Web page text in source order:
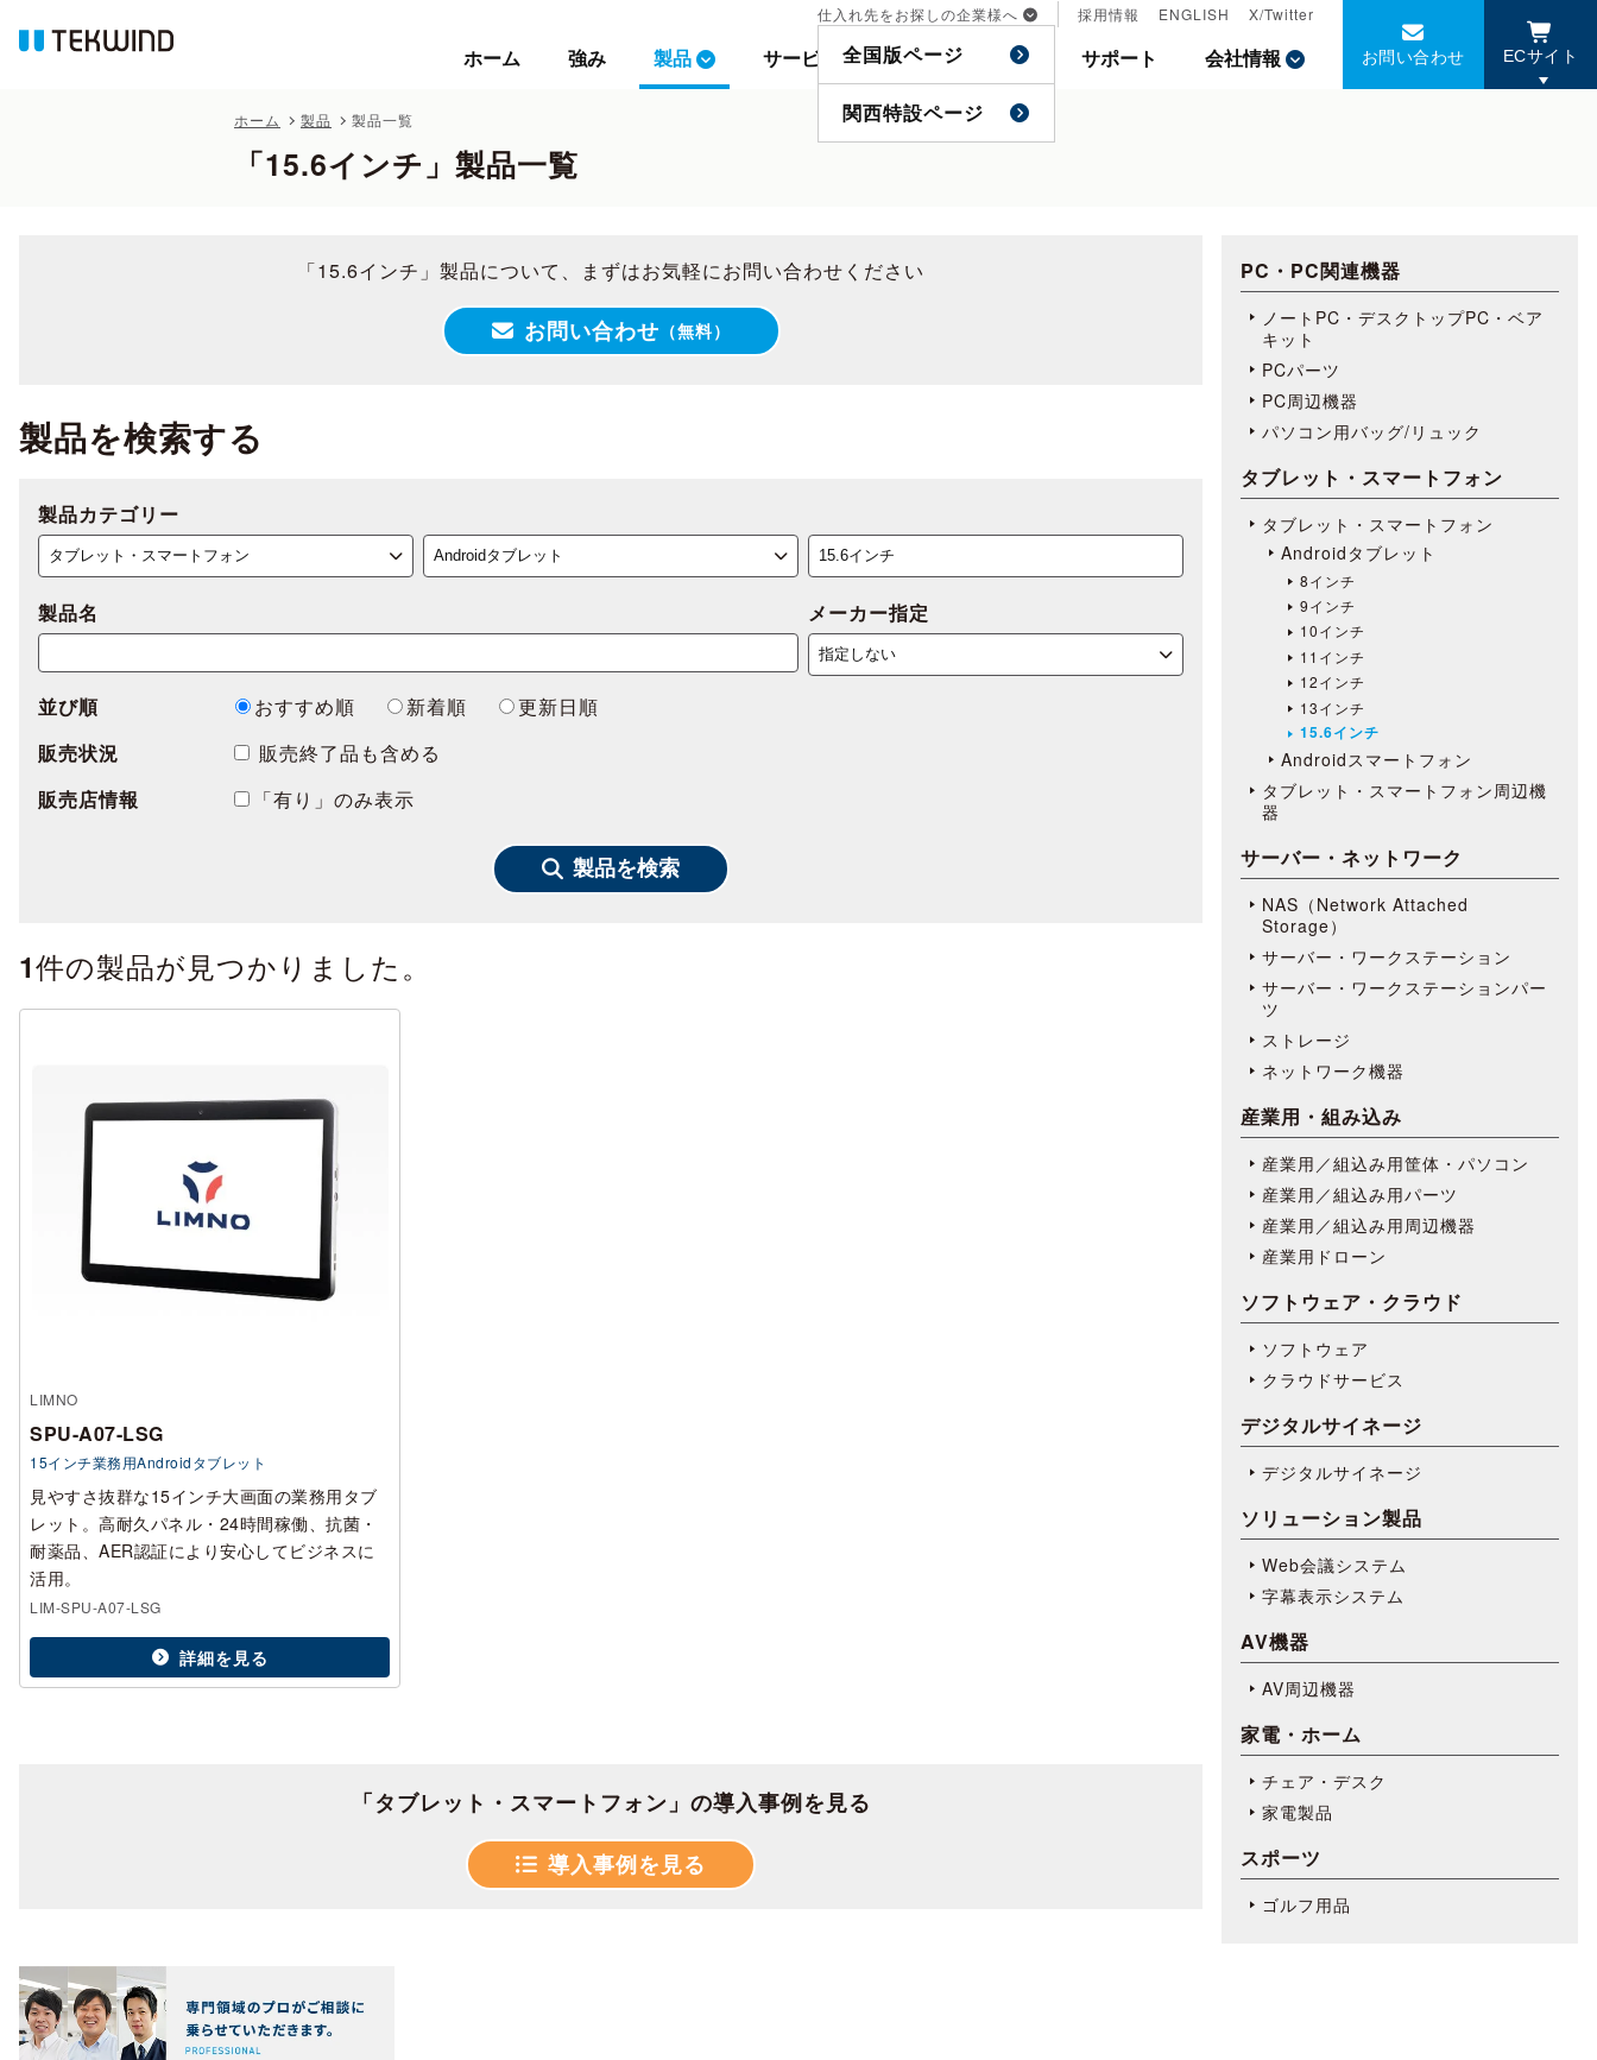
ホーム 強み 製品 サービス 事例 特集 サポート 会社情報
仕入れ先をお探しの企業様へ
全国版ページ
関西特設ページ
採用情報 ENGLISH X/Twitter
お問い合わせ ECサイト
ホーム 製品 製品一覧
「15.6インチ」製品一覧
ホーム 強み 製品 サービス 事例 特集 サポート 会社情報
仕入れ先をお探しの企業様へ
全国版ページ
関西特設ページ
採用情報 ENGLISH X/Twitter
お問い合わせ ECサイト
「15.6インチ」製品について、まずはお気軽にお問い合わせください
お問い合わせ （無料）
製品を検索する
製品カテゴリー
製品名 メーカー指定
並び順 おすすめ順 新着順
更新日順
販売状況
販売終了品も含める
販売店情報
「有り」のみ表示
製品を検索
1件の製品が見つかりました。
LIMNO
SPU-A07-LSG
15インチ業務用Androidタブレット
見やすさ抜群な15インチ大画面の業務用タブ
レット。高耐久パネル・24時間稼働、抗菌・
耐薬品、AER認証により安心してビジネスに
活用。
LIM-SPU-A07-LSG
詳細を見る
「タブレット・スマートフォン」の導入事例を見る
導入事例を見る
PC・PC関連機器
ノートPC・デスクトップPC・ベア
キット
PCパーツ
PC周辺機器
パソコン用バッグ/リュック
タブレット・スマートフォン
タブレット・スマートフォン
Androidタブレット
8インチ
9インチ
10インチ
11インチ
12インチ
13インチ
15.6インチ
Androidスマートフォン
タブレット・スマートフォン周辺機
器
サーバー・ネットワーク
NAS（Network Attached
Storage）
サーバー・ワークステーション
サーバー・ワークステーションパー
ツ
ストレージ
ネットワーク機器
産業用・組み込み
産業用／組込み用筐体・パソコン
産業用／組込み用パーツ
産業用／組込み用周辺機器
産業用ドローン
ソフトウェア・クラウド
ソフトウェア
クラウドサービス
デジタルサイネージ
デジタルサイネージ
ソリューション製品
Web会議システム
字幕表⽰システム
AV機器
AV周辺機器
家電・ホーム
チェア・デスク
家電製品
スポーツ
ゴルフ用品